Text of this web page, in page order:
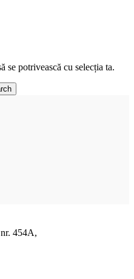
se potrivească cu selecția ta.
454A,